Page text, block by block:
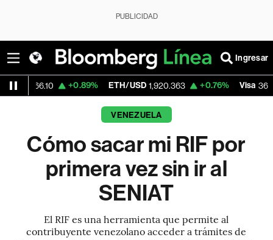
PUBLICIDAD
Ingresar
+0.89% ETH/USD 1,920.363 +0.76% Visa 364.61 -
VENEZUELA
Cómo sacar mi RIF por
primera vez sin ir al
SENIAT
El RIF es una herramienta que permite al
contribuyente venezolano acceder a trámites de